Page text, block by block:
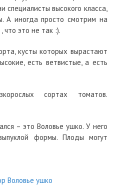
высокого класса,
А иногда просто смотрим на
что это не так :).
кусты которых вырастают
есть ветвистые, а есть
сортах томатов.
– это Воловье ушко. У него
формы. Плоды могут